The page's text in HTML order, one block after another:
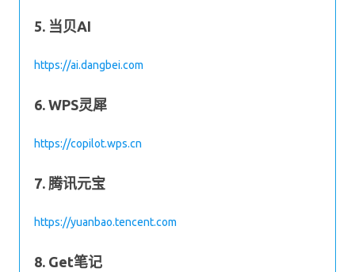
5. 当贝AI
https://ai.dangbei.com
6. WPS灵犀
https://copilot.wps.cn
7. 腾讯元宝
https://yuanbao.tencent.com
8. Get笔记